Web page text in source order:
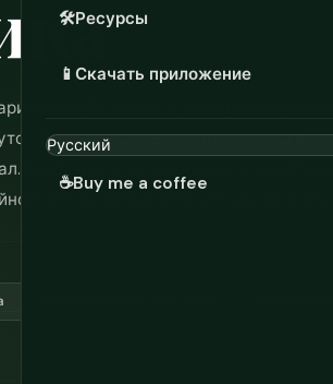
🛠️Ресурсы
📱 Скачать приложение
☕Buy me a coffee
бассейна. Роскошные
1970-ми. Самый старый город в
Горбатые киты размером с автобусы,
что вы забываете, что находитесь в